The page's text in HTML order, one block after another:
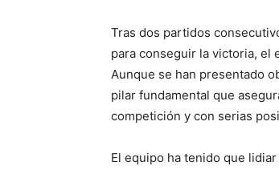
Tras dos partidos
para conseguir la victoria, el
Aunque se han presentado
pilar fundamental que
competición y con serias
El equipo ha tenido que